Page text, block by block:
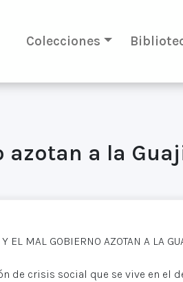
Colecciones
azotan a la
Y EL MAL GOBIERNO AZOTAN A LA
de crisis social que se vive en el